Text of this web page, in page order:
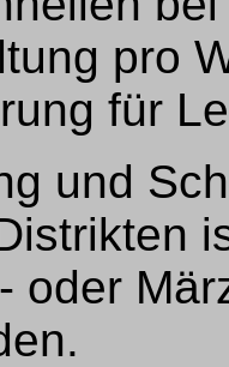
pro
für
und
oder